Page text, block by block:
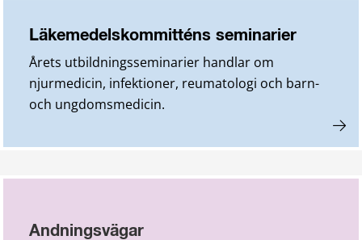
Läkemedelskommitténs seminarier
Årets utbildningsseminarier handlar om
njurmedicin, infektioner, reumatologi och barn-
och ungdomsmedicin.
Andningsvägar